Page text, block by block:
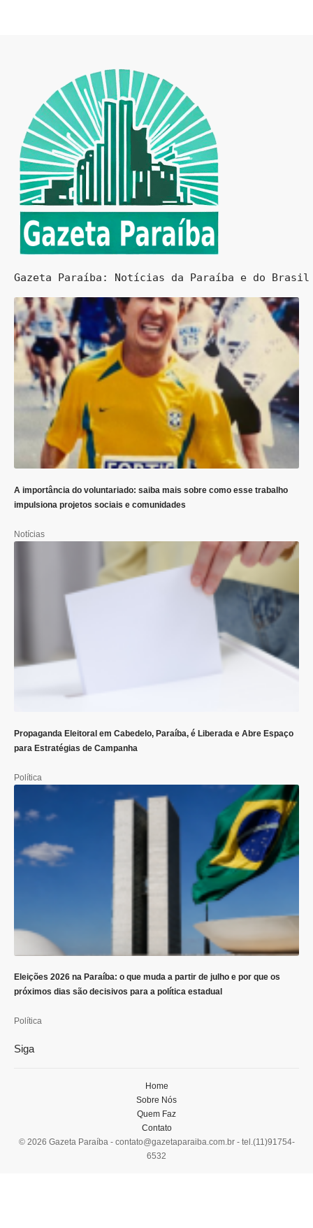
Gazeta Paraíba: Notícias da Paraíba e do
A importância do voluntariado: saiba mais sobre como esse trabalho
impulsiona projetos sociais e comunidades
Notícias
Propaganda Eleitoral em Cabedelo, Paraíba, é Liberada e Abre Espaço
para Estratégias de Campanha
Política
Eleições 2026 na Paraíba: o que muda a partir de julho e por que os
próximos dias são decisivos para a política estadual
Política
Siga
© 2026 Gazeta Paraíba - contato@gazetaparaiba.com.br- tel.(11)91754-
6532
Home
Sobre Nós
Quem Faz
Contato